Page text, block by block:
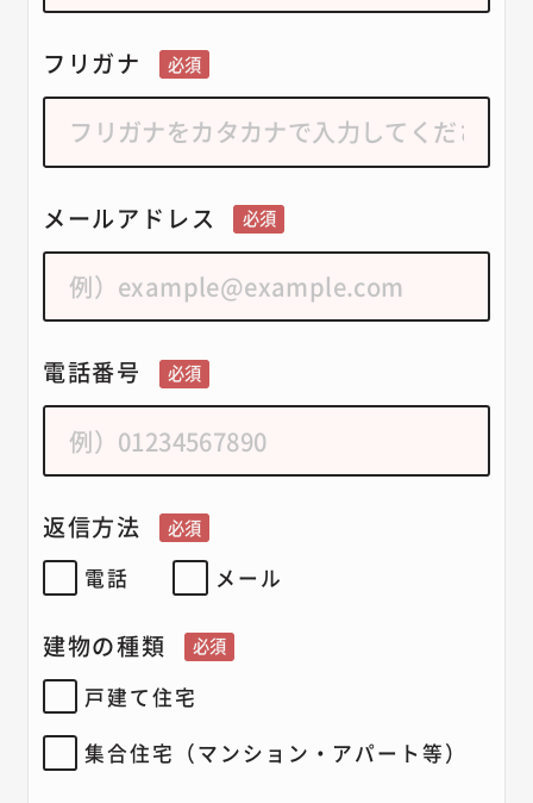
フリガナ 必須
メールアドレス 必須
電話番号 必須
返信方法 必須
電話 メール
建物の種類 必須
戸建て住宅
集合住宅（マンション・アパート等）